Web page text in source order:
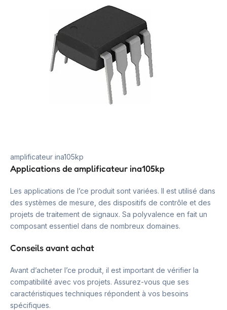
amplificateur ina105kp
Applications de amplificateur ina105kp
Les applications de l’ce produit sont variées. Il est utilisé dans
des systèmes de mesure, des dispositifs de contrôle et des
projets de traitement de signaux. Sa polyvalence en fait un
composant essentiel dans de nombreux domaines.
Conseils avant achat
Avant d’acheter l’ce produit, il est important de vérifier la
compatibilité avec vos projets. Assurez-vous que ses
caractéristiques techniques répondent à vos besoins
spécifiques.